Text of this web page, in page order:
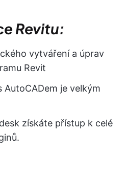
Revitu:
vytváření a úprav
Revit
AutoCADem je velkým
získáte přístup k celé